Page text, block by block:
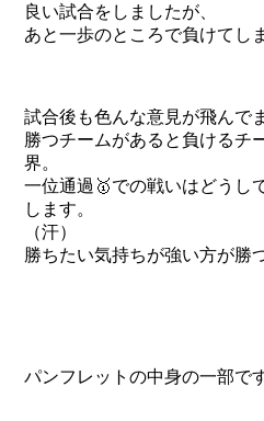
良い試合をしましたが、
あと一歩のところで負けてし
試合後も色んな意見が飛んで
勝つチームがあると負けるチ
界。
一位通過🥇での戦いはどうし
します。
（汗）
勝ちたい気持ちが強い方が勝
パンフレットの中身の一部で